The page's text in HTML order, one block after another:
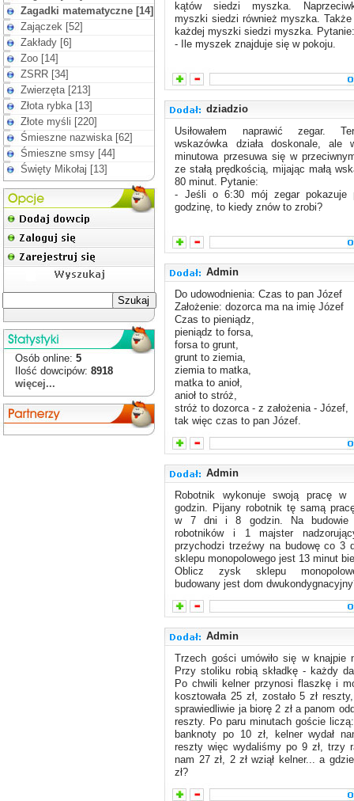
Zagadki matematyczne [14]
Zajączek [52]
Zakłady [6]
Zoo [14]
ZSRR [34]
Zwierzęta [213]
Złota rybka [13]
Złote myśli [220]
Śmieszne nazwiska [62]
Śmieszne smsy [44]
Święty Mikołaj [13]
Osób online: 5
Ilość dowcipów: 8918
więcej...
kątów siedzi myszka.
myszki siedzi również myszka. Także
każdej myszki siedzi myszka.
- Ile myszek znajduje się w pokoju.
dziadzio
Usiłowałem naprawić zegar.
wskazówka działa doskonale, ale
minutowa przesuwa się w
ze stałą prędkością, mijając małą
80 minut. Pytanie:
- Jeśli o 6:30 mój zegar pokazuje
godzinę, to kiedy znów to zrobi?
Admin
Do udowodnienia: Czas to pan Józef
Założenie: dozorca ma na imię Józef
Czas to pieniądz,
pieniądz to forsa,
forsa to grunt,
grunt to ziemia,
ziemia to matka,
matka to anioł,
anioł to stróż,
stróż to dozorca - z założenia - Józef,
tak więc czas to pan Józef.
Admin
Robotnik wykonuje swoją pracę
godzin. Pijany robotnik tę samą
w 7 dni i 8 godzin. Na budowie
robotników i 1 majster
przychodzi trzeźwy na budowę co 3
sklepu monopolowego jest 13 minut
Oblicz zysk sklepu
budowany jest dom
Admin
Trzech gości umówiło się w knajpie
Przy stoliku robią składkę - każdy
Po chwili kelner przynosi flaszkę i
kosztowała 25 zł, zostało 5 zł
sprawiedliwie ja biorę 2 zł a panom
reszty. Po paru minutach goście
banknoty po 10 zł, kelner wydał
reszty więc wydaliśmy po 9 zł, trzy
nam 27 zł, 2 zł wziął kelner... a
zł?